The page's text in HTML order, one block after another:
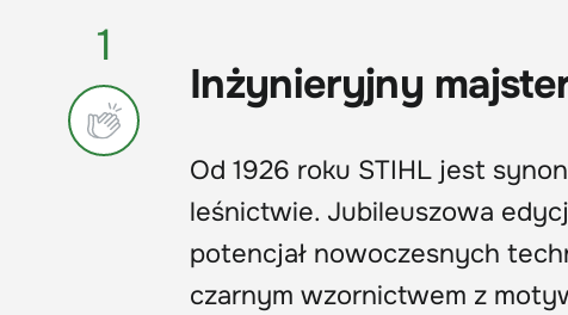
1
Inżynieryjny
Od 1926 roku STIHL jest
leśnictwie. Jubileuszowa
potencjał nowoczesnych
czarnym wzornictwem z